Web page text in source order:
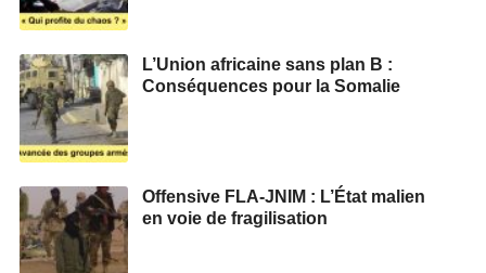
L’Union africaine sans plan B :
Conséquences pour la Somalie
Offensive FLA-JNIM : L’État malien
en voie de fragilisation